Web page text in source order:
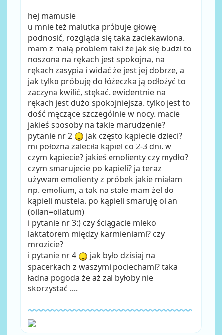
hej mamusie
u mnie też malutka próbuje głowę
podnosić, rozgląda się taka zaciekawiona.
mam z małą problem taki że jak się budzi to
noszona na rękach jest spokojna, na
rękach zasypia i widać że jest jej dobrze, a
jak tylko próbuję do łóżeczka ją odłożyć to
zaczyna kwilić, stękać. ewidentnie na
rękach jest dużo spokojniejsza. tylko jest to
dość męczące szczególnie w nocy. macie
jakieś sposoby na takie marudzenie?
pytanie nr 2
jak często kąpiecie dzieci?
mi położna zaleciła kąpiel co 2-3 dni. w
czym kąpiecie? jakieś emolienty czy mydło?
czym smarujecie po kapieli? ja teraz
używam emolienty z próbek jakie miałam
np. emolium, a tak na stałe mam żel do
kąpieli mustela. po kąpieli smaruję oilan
(oilan=oilatum)
i pytanie nr 3:) czy ściągacie mleko
laktatorem między karmieniami? czy
mrozicie?
i pytanie nr 4
jak było dzisiaj na
spacerkach z waszymi pociechami? taka
ładna pogoda że aż zal byłoby nie
skorzystać ....